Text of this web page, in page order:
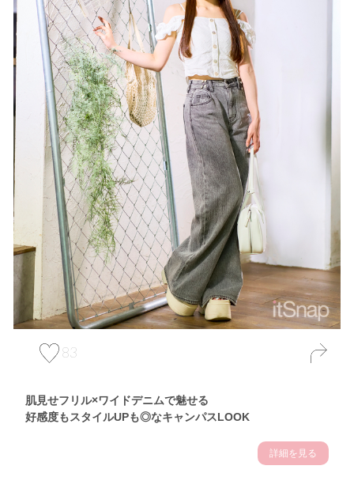
83
肌見せフリル×ワイドデニムで魅せる
好感度もスタイルUPも◎なキャンパスLOOK
詳細を見る